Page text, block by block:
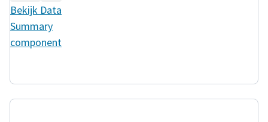
Bekijk Data
Summary
component